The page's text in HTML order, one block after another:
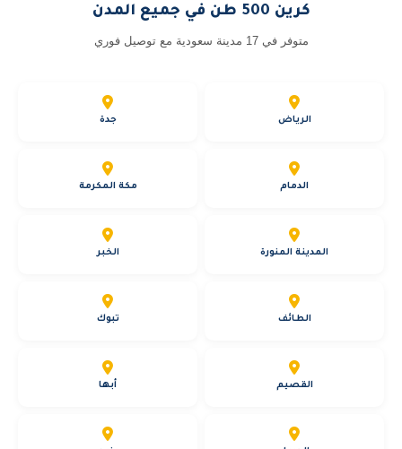
كرين 500 طن في جميع المدن
متوفر في 17 مدينة سعودية مع توصيل فوري
الرياض جدة
الدمام مكة المكرمة
المدينة المنورة الخبر
الطائف تبوك
القصيم أبها